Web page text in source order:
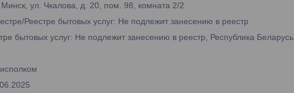
Минск, ул. Чкалова, д. 20, пом. 98, комната 2/2
Реестре бытовых услуг: Не подлежит занесению в реестр
бытовых услуг: Не подлежит занесению в реестр, Республика Беларусь